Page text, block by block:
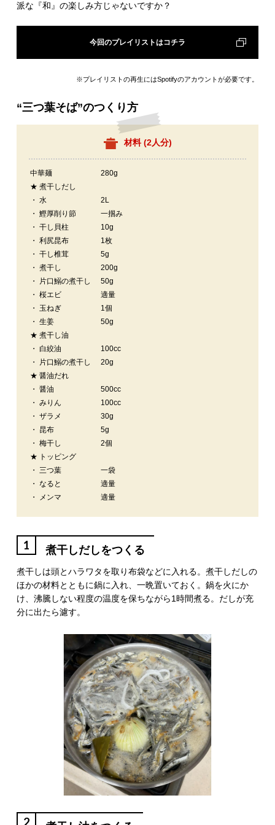
派な『和』の楽しみ方じゃないですか？
今回のプレイリストはコチラ
※プレイリストの再生にはSpotifyのアカウントが必要です。
“三つ葉そば”のつくり方
材料 (2人分)
中華麺
280g
★ 煮干しだし
・ 水
2L
・ 鰹厚削り節
一掴み
・ 干し貝柱
10g
・ 利尻昆布
1枚
・ 干し椎茸
5g
・ 煮干し
200g
・ 片口鰯の煮干し
50g
・ 桜エビ
適量
・ 玉ねぎ
1個
・ 生姜
50g
★ 煮干し油
・ 白絞油
100cc
・ 片口鰯の煮干し
20g
★ 醤油だれ
・ 醤油
500cc
・ みりん
100cc
・ ザラメ
30g
・ 昆布
5g
・ 梅干し
2個
★ トッピング
・ 三つ葉
一袋
・ なると
適量
・ メンマ
適量
1 煮干しだしをつくる
煮干しは頭とハラワタを取り布袋などに入れる。煮干しだしの
ほかの材料とともに鍋に入れ、一晩置いておく。鍋を火にか
け、沸騰しない程度の温度を保ちながら1時間煮る。だしが充
分に出たら濾す。
2